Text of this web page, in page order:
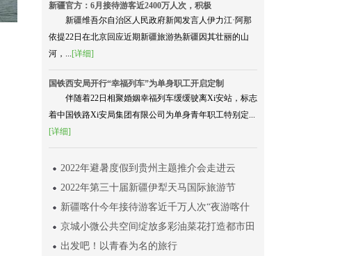
新疆官方：6月接待游客近2400万人次，积极
新疆维吾尔自治区人民政府新闻发言人伊力江·阿那
依提22日在北京回应近期新疆旅游热新疆因其壮丽的山
河，...[详细]
国铁西安局开行“幸福列车”为单身职工开启定制
伴随着22日相聚婚姻幸福列车缓缓驶离Xi安站，标志
着中国铁路Xi安局集团有限公司为单身青年职工特别定...
[详细]
2022年避暑度假到贵州主题推介会走进云
2022年第三十届新疆伊犁天马国际旅游节
新疆喀什今年接待游客近千万人次“夜游喀什
京城小微公共空间绽放多彩油菜花打造都市田
出发吧！以青春为名的旅行